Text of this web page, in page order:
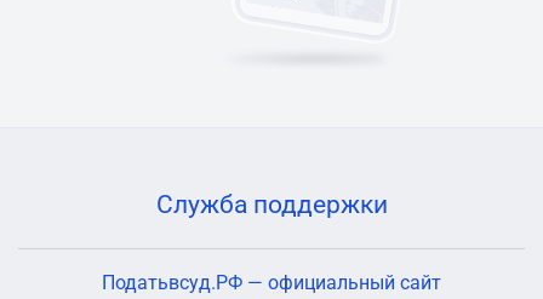
Служба поддержки
Податьвсуд.РФ — официальный сайт